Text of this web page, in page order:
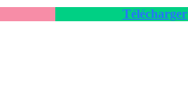
Télécharger